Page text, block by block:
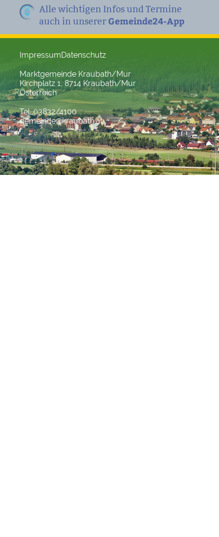
Alle wichtigen Infos und Termine
auch in unserer Gemeinde24-App
ImpressumDatenschutz
Marktgemeinde Kraubath/Mur
Kirchplatz 1, 8714 Kraubath/Mur
Österreich
Tel. 03832/4100
gemeinde@kraubath.at